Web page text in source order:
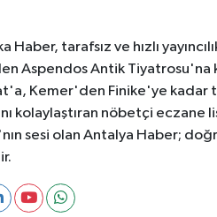
tarafsız ve hızlı
Aspendos Antik
Kemer'den Finike'ye
kolaylaştıran nöbetçi
sesi olan Antalya Haber;